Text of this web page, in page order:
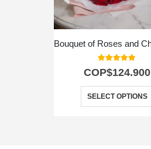
5.00
COP$124.900
SELECT OPTIONS